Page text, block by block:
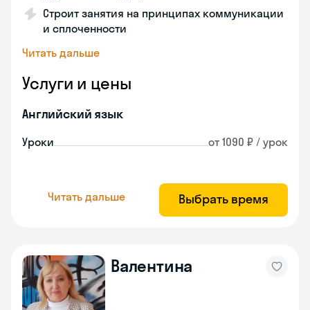
Строит занятия на принципах коммуникации
и сплоченности
Читать дальше
Услуги и цены
Английский язык
Уроки от 1090 ₽ / урок
Читать дальше Выбрать время
Валентина